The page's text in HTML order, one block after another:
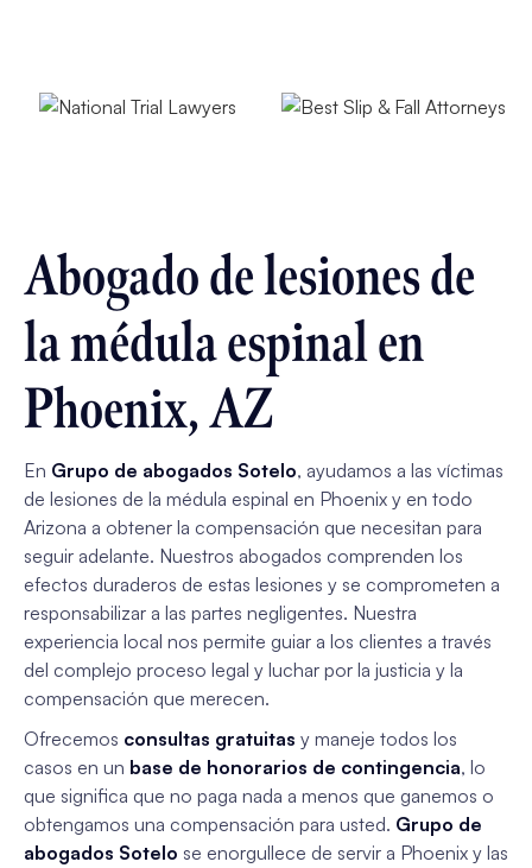
Abogado de lesiones de
la médula espinal en
Phoenix, AZ
En Grupo de abogados Sotelo, ayudamos a las víctimas
de lesiones de la médula espinal en Phoenix y en todo
Arizona a obtener la compensación que necesitan para
seguir adelante. Nuestros abogados comprenden los
efectos duraderos de estas lesiones y se comprometen a
responsabilizar a las partes negligentes. Nuestra
experiencia local nos permite guiar a los clientes a través
del complejo proceso legal y luchar por la justicia y la
compensación que merecen.
Ofrecemos consultas gratuitas y maneje todos los
casos en un base de honorarios de contingencia, lo
que significa que no paga nada a menos que ganemos o
obtengamos una compensación para usted. Grupo de
abogados Sotelo se enorgullece de servir a Phoenix y las